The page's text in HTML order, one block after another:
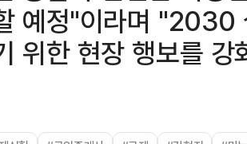
예정"이라며 "2030
위한 현장 행보를